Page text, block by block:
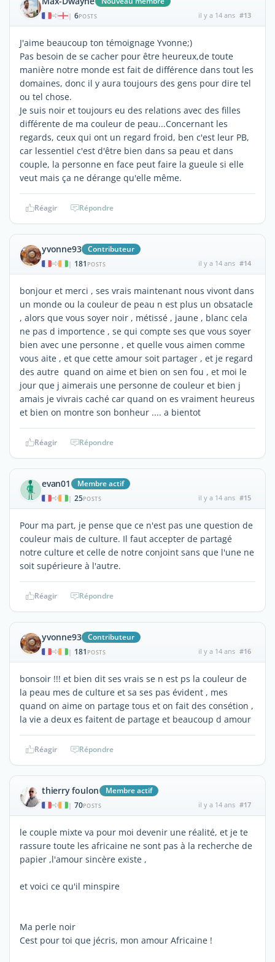
| 6POSTS il y a 14 ans #13
J'aime beaucoup ton témoignage Yvonne;)
Pas besoin de se cacher pour être heureux,de toute
manière notre monde est fait de différence dans tout les
domaines, donc il y aura toujours des gens pour dire tel
ou tel chose.
Je suis noir et toujours eu des relations avec des filles
différente de ma couleur de peau...Concernant les
regards, ceux qui ont un regard froid, ben c'est leur PB,
car lessentiel c'est d'être bien dans sa peau et dans
couple, la personne en face peut faire la gueule si elle
veut mais ça ne dérange qu'elle même.
Réagir Répondre
yvonne93 Contributeur
| 181 POSTS il y a 14 ans #14
bonjour et merci , ses vrais maintenant nous vivont dans
un monde ou la couleur de peau n est plus un obsatacle
, alors que vous soyer noir , métissé , jaune , blanc cela
ne pas d importence , se qui compte ses que vous soyer
bien avec une personne , et quelle vous aimen comme
vous aite , et que cette amour soit partager , et je regard
des autre quand on aime et bien on sen fou , et moi le
jour que j aimerais une personne de couleur et bien j
amais je vivrais caché car quand on es vraiment heureus
et bien on montre son bonheur .... a bientot
Réagir Répondre
evan01 Membre actif
| 25POSTS il y a 14 ans #15
Pour ma part, je pense que ce n'est pas une question de
couleur mais de culture. Il faut accepter de partagé
notre culture et celle de notre conjoint sans que l'une ne
soit supérieure à l'autre.
Réagir Répondre
yvonne93 Contributeur
| 181 POSTS il y a 14 ans #16
bonsoir !!! et bien dit ses vrais se n est ps la couleur de
la peau mes de culture et sa ses pas évident , mes
quand on aime on partage tous et on fait des consétion ,
la vie a deux es faitent de partage et beaucoup d amour
Réagir Répondre
thierry foulon Membre actif
| 70POSTS il y a 14 ans #17
le couple mixte va pour moi devenir une réalité, et je te
rassure toute les africaine ne sont pas à la recherche de
papier ,l'amour sincère existe ,
et voici ce qu'il minspire
Ma perle noir
Cest pour toi que jécris, mon amour Africaine !